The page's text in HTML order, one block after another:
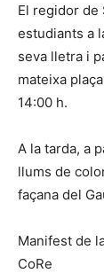
El regidor de
estudiants a
seva lletra i
mateixa
14:00 h.
A la tarda, a
llums de
façana del
Manifest de
CoRe